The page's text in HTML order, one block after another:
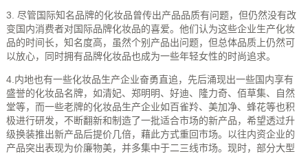
3. 尽管国际知名品牌的化妆品曾传出产品品质有问题，但仍然没有改
变国内消费者对国际品牌化妆品的喜爱。他们认为这些企业生产化妆
品的时间长，知名度高，虽然个别产品出问题，但总体品质上仍然可
以放心，同时拥有品牌化妆品也成为一些年轻女性的时尚追求。
4.内地也有一些化妆品生产企业奋勇直追，先后涌现出一些国内享有
盛誉的化妆品名牌，如清妃、郑明明、好迪、隆力奇、佰草集、自然
堂等，而一些老牌的化妆品生产企业如百雀羚、美加净、蜂花等也积
极进行研发，不断翻新和制造了一批适合市场的新产品，希望透过升
级换装推出新产品后提价几倍，藉此方式重回市场。以往内资企业的
产品突出表现为价廉物美，并多集中于二三线市场。现时，部分大型